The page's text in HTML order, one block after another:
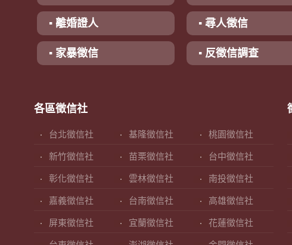
▪ 離婚證人 ▪ 尋人徵信
▪ 家暴徵信 ▪ 反徵信調查
各區徵信社
台北徵信社 基隆徵信社 桃園徵信社
新竹徵信社 苗栗徵信社 台中徵信社
彰化徵信社 雲林徵信社 南投徵信社
嘉義徵信社 台南徵信社 高雄徵信社
屏東徵信社 宜蘭徵信社 花蓮徵信社